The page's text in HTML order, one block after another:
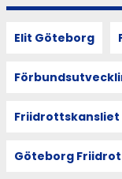
Elit Göteborg
Friidrottskansliet
Göteborg